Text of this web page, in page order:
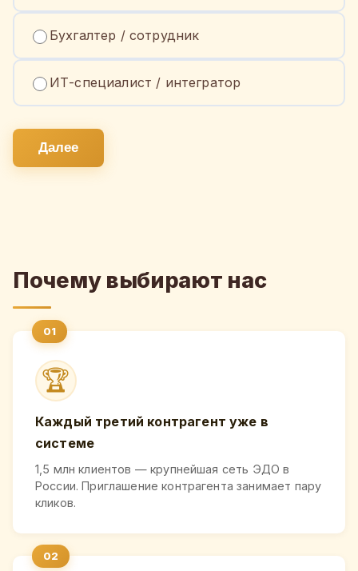
Бухгалтер / сотрудник
ИТ-специалист / интегратор
Далее
Почему выбирают нас
🏆
Каждый третий контрагент уже в
системе
1,5 млн клиентов — крупнейшая сеть ЭДО в
России. Приглашение контрагента занимает пару
кликов.